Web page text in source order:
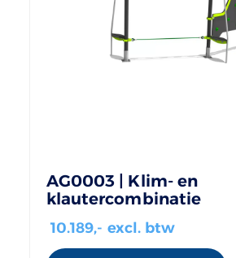
AG0003 | Klim- en
klautercombinatie
10.189,- excl. btw